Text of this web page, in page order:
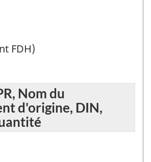
FDH)
Nom du
d'origine, DIN,